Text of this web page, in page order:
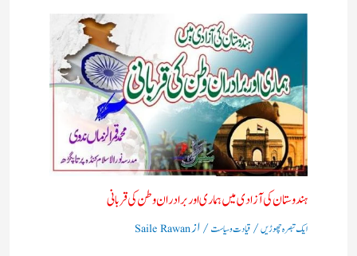
ہندوستان کی آزادی میں ہماری اور برادران وطن کی قربانی
ایک تبصرہ چھوڑیں/ قیادت وسیاست/ ازSaile Rawan